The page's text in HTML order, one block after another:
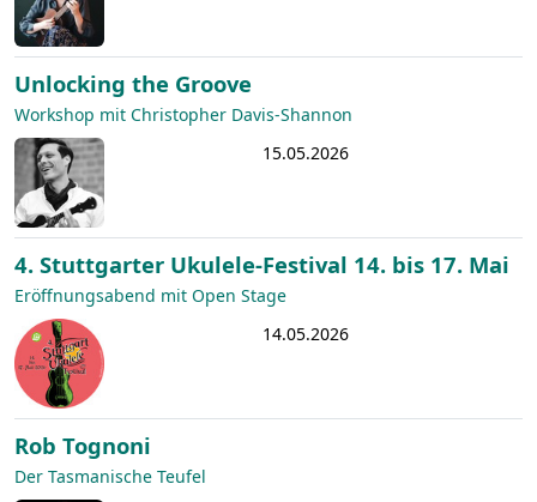
Unlocking the Groove
Workshop mit Christopher Davis-Shannon
15.05.2026
4. Stuttgarter Ukulele-Festival 14. bis 17. Mai
Eröffnungsabend mit Open Stage
14.05.2026
Rob Tognoni
Der Tasmanische Teufel